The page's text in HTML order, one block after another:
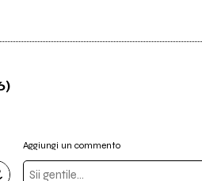
Aggiungi un commento